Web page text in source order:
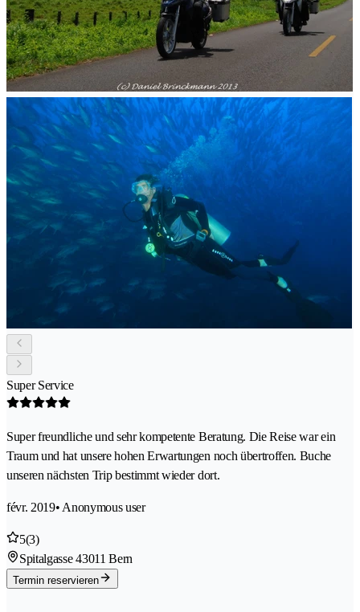
Super Service
Super freundliche und sehr kompetente Beratung. Die Reise war ein
Traum und hat unsere hohen Erwartungen noch übertroffen. Buche
unseren nächsten Trip bestimmt wieder dort.
févr. 2019• Anonymous user
5(3)
Spitalgasse 43011 Bern
Termin reservieren